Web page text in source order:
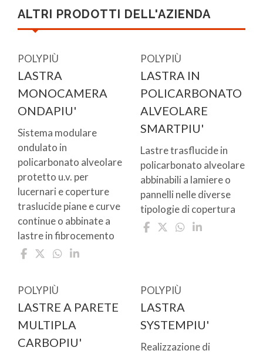
ALTRI PRODOTTI DELL'AZIENDA
POLYPIÙ
LASTRA
MONOCAMERA
ONDAPIU'
Sistema modulare
ondulato in
policarbonato alveolare
protetto u.v. per
lucernari e coperture
traslucide piane e curve
continue o abbinate a
lastre in fibrocemento
POLYPIÙ
LASTRA IN
POLICARBONATO
ALVEOLARE
SMARTPIU'
Lastre trasflucide in
policarbonato alveolare
abbinabili a lamiere o
pannelli nelle diverse
tipologie di copertura
POLYPIÙ
LASTRE A PARETE
MULTIPLA
CARBOPIU'
POLYPIÙ
LASTRA
SYSTEMPIU'
Realizzazione di